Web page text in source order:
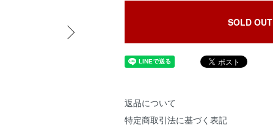
SOLD OUT
返品について
特定商取引法に基づく表記